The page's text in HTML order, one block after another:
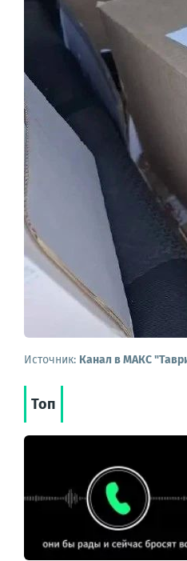
Источник: Канал в МАКС
Топ